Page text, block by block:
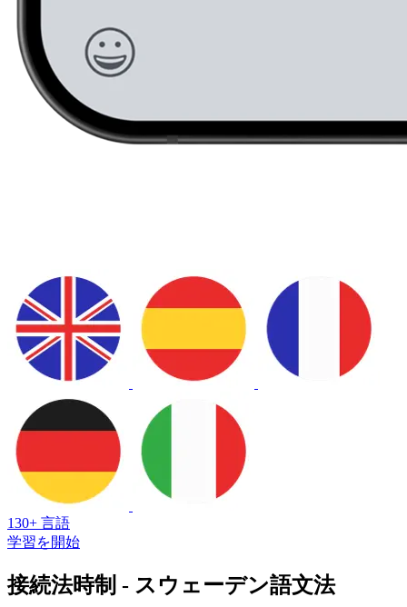
130+ 言語
学習を開始
接続法時制 - スウェーデン語文法